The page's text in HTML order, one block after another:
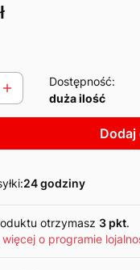
Dostępność:
duża ilość
Dodaj
24 godziny
otrzymasz 3 pkt.
więcej o programie